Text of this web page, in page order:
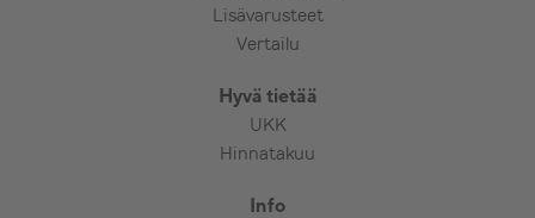
Lisävarusteet
Vertailu
Hyvä tietää
UKK
Hinnatakuu
Info